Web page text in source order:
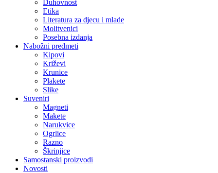
Duhovnost
Etika
Literatura za djecu i mlade
Molitvenici
Posebna izdanja
Nabožni predmeti
Kipovi
Križevi
Krunice
Plakete
Slike
Suveniri
Magneti
Makete
Narukvice
Ogrlice
Razno
Škrinjice
Samostanski proizvodi
Novosti